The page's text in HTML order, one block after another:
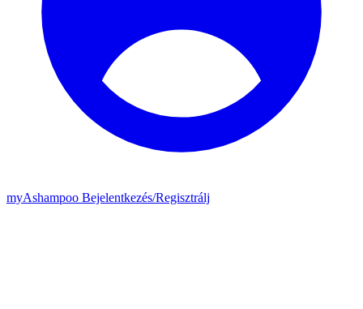
myAshampoo Bejelentkezés/Regisztrálj